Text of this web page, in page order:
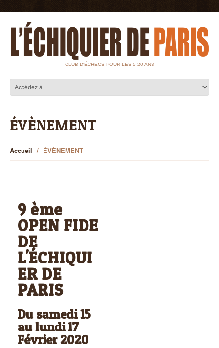
CLUB D'ÉCHECS POUR LES 5-20 ANS
ÉVÈNEMENT
Accueil ÉVÈNEMENT
9 ème
OPEN FIDE
DE
L'ÉCHIQUI
ER DE
PARIS
Du samedi 15
au lundi 17
Février 2020